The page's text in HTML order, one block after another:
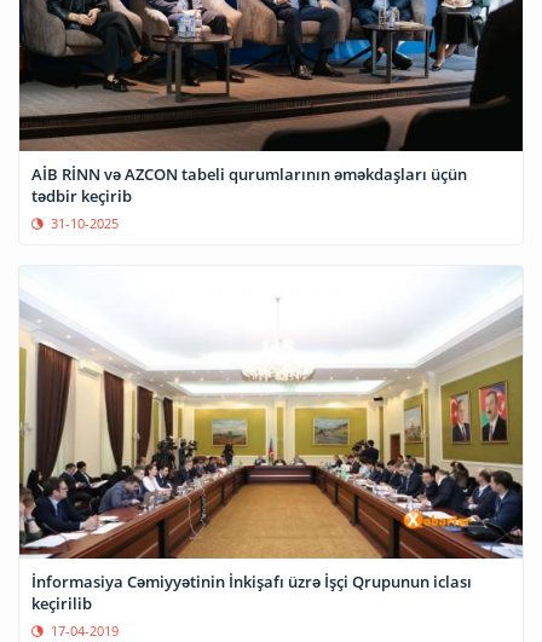
AİB RİNN və AZCON tabeli qurumlarının əməkdaşları üçün
tədbir keçirib
31-10-2025
İnformasiya Cəmiyyətinin İnkişafı üzrə İşçi Qrupunun iclası
keçirilib
17-04-2019